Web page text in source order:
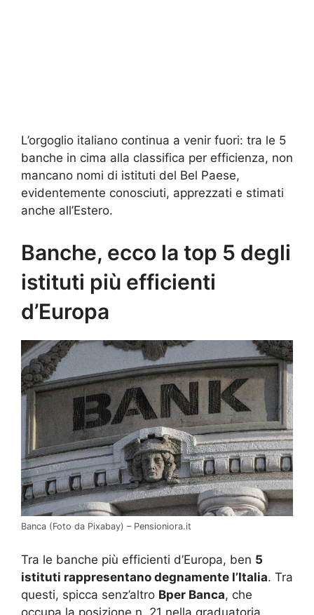
L’orgoglio italiano continua a venir fuori: tra le 5
banche in cima alla classifica per efficienza, non
mancano nomi di istituti del Bel Paese,
evidentemente conosciuti, apprezzati e stimati
anche all’Estero.
Banche, ecco la top 5 degli
istituti più efficienti
d’Europa
Banca (Foto da Pixabay) – Pensioniora.it
Tra le banche più efficienti d’Europa, ben 5
istituti rappresentano degnamente l’Italia. Tra
questi, spicca senz’altro Bper Banca, che
occupa la posizione n. 21 nella graduatoria